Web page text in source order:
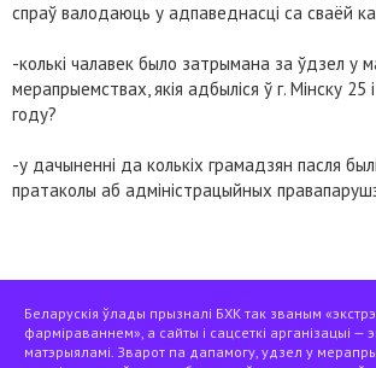
спраў валодаюць у адпаведнасці са сваёй
-колькі чалавек было затрымана за ўдзел у
мерапрыемствах, якія адбыліся ў г. Мінску 25
году?
-у дачыненні да колькіх грамадзян пасля
пратаколы аб адміністрацыйных
Беларускія ўлады прызналі БХК так званым
фарміраваннем», а сайты і сацсеткі арганізацыі —
матэрыяламі. Зварот па дапамогу, удзел у